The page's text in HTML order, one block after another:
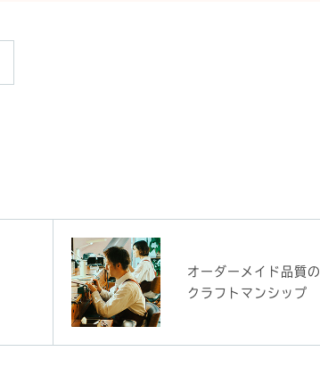
オーダーメイド品質の
クラフトマンシップ